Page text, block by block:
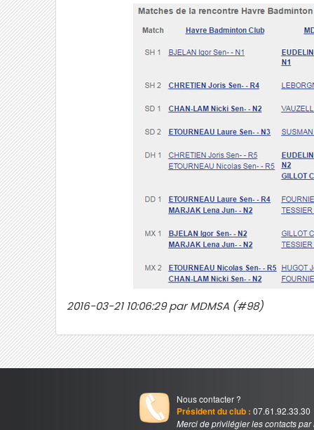
2016-03-21 10:06:29 par MDMSA (#98)
Nous contacter ?
Président du club : 07.61.92.33.30
Merci de privilégier les contacts par